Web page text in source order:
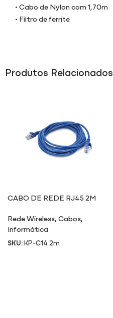
• Cabo de Nylon com 1,70m
• Filtro de ferrite
Produtos Relacionados
CABO DE REDE RJ45 2M
Rede Wireless,Cabos,
Informática
SKU:KP-C14 2m